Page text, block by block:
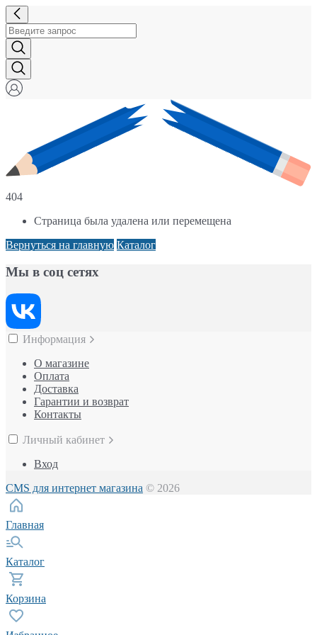
404
Страница была удалена или перемещена
Вернуться на главную Каталог
Мы в соц сетях
Информация
О магазине
Оплата
Доставка
Гарантии и возврат
Контакты
Личный кабинет
Вход
CMS для интернет магазина © 2026
Главная
Каталог
Корзина